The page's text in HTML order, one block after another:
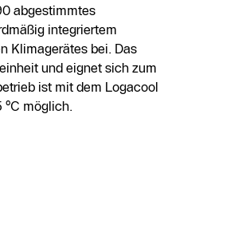
abgestimmtes
integriertem
Klimagerätes bei. Das
und eignet sich zum
ist mit dem Logacool
°C möglich.